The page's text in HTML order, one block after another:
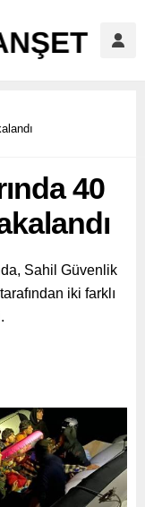
40
Sahil Güvenlik
iki farklı